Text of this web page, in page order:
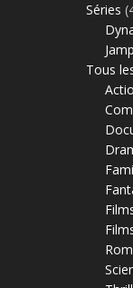
Séries
Tous